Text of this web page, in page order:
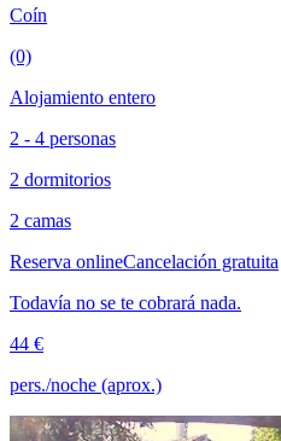
Coín
(0)
Alojamiento entero
2 - 4 personas
2 dormitorios
2 camas
Reserva onlineCancelación gratuita
Todavía no se te cobrará nada.
44 €
pers./noche (aprox.)